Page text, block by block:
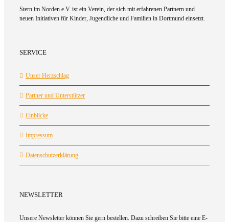
Stern im Norden e.V. ist ein Verein, der sich mit erfahrenen Partnern und
neuen Initiativen für Kinder, Jugendliche und Familien in Dortmund einsetzt.
SERVICE
Unser Herzschlag
Partner und Unterstützer
Einblicke
Impressum
Datenschutzerklärung
NEWSLETTER
Unsere Newsletter können Sie gern bestellen. Dazu schreiben Sie bitte eine E-